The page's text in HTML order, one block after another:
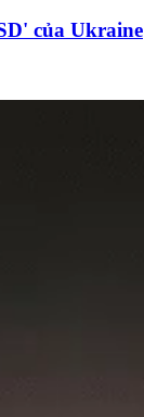
của Ukraine